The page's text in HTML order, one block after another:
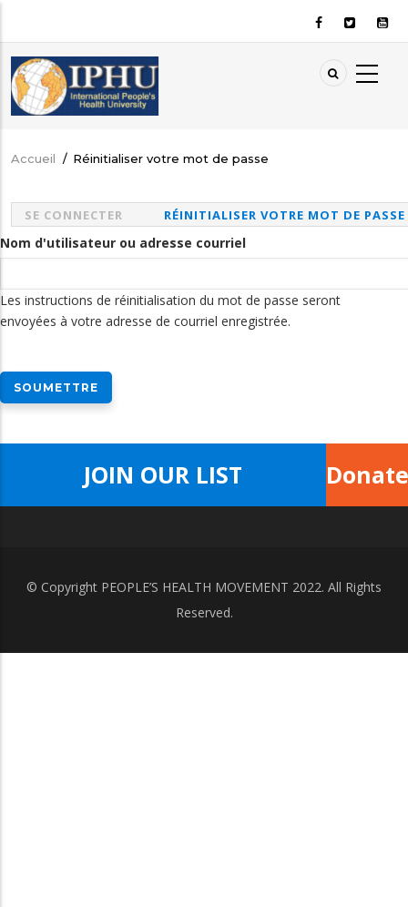
contenu
principal
Fil
Accueil / Réinitialiser votre mot de passe
Onglets
principaux
SE CONNECTER RÉINITIALISER VOTRE MOT DE PASSE
Nom d'utilisateur ou adresse courriel
Les instructions de réinitialisation du mot de passe seront
envoyées à votre adresse de courriel enregistrée.
JOIN OUR LIST
© Copyright PEOPLE’S HEALTH MOVEMENT 2022. All Rights
Reserved.